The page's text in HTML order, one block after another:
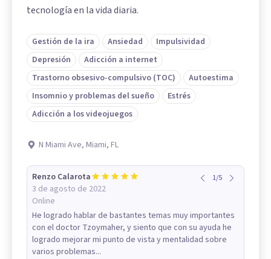
tecnología en la vida diaria.
Gestión de la ira Ansiedad
Impulsividad
Depresión
Adicción a internet
Trastorno obsesivo-compulsivo (TOC)
Autoestima
Insomnio y problemas del sueño
Estrés
Adicción a los videojuegos
N Miami Ave, Miami, FL
Renzo Calarota
3 de agosto de 2022
Online
1/5
He logrado hablar de bastantes temas muy importantes
con el doctor Tzoymaher, y siento que con su ayuda he
logrado mejorar mi punto de vista y mentalidad sobre
varios problemas...